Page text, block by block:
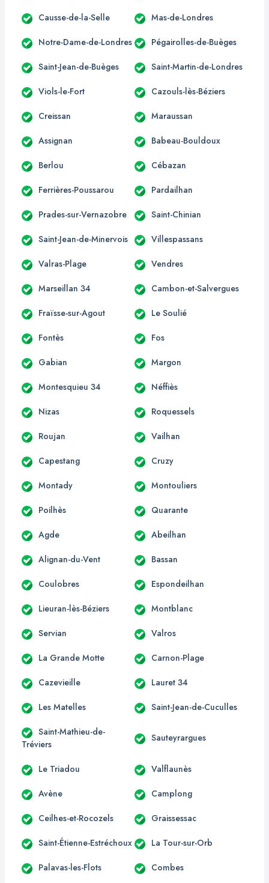
Causse-de-la-Selle Mas-de-Londres
Notre-Dame-de-Londres Pégairolles-de-Buèges
Saint-Jean-de-Buèges Saint-Martin-de-Londres
Viols-le-Fort Cazouls-lès-Béziers
Creissan Maraussan
Assignan Babeau-Bouldoux
Berlou Cébazan
Ferrières-Poussarou Pardailhan
Prades-sur-Vernazobre Saint-Chinian
Saint-Jean-de-Minervois Villespassans
Valras-Plage Vendres
Marseillan 34 Cambon-et-Salvergues
Fraïsse-sur-Agout Le Soulié
Fontès Fos
Gabian Margon
Montesquieu 34 Néffiès
Nizas Roquessels
Roujan Vailhan
Capestang Cruzy
Montady Montouliers
Poilhès Quarante
Agde Abeilhan
Alignan-du-Vent Bassan
Coulobres Espondeilhan
Lieuran-lès-Béziers Montblanc
Servian Valros
La Grande Motte Carnon-Plage
Cazevieille Lauret 34
Les Matelles Saint-Jean-de-Cuculles
Saint-Mathieu-de-
Tréviers
Sauteyrargues
Le Triadou Valflaunès
Avène Camplong
Ceilhes-et-Rocozels Graissessac
Saint-Étienne-Estréchoux La Tour-sur-Orb
Palavas-les-Flots Combes